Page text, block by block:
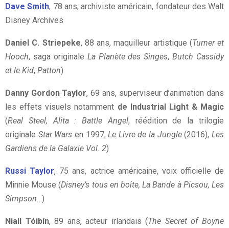
Dave Smith, 78 ans, archiviste américain, fondateur des Walt
Disney Archives
Daniel C. Striepeke, 88 ans, maquilleur artistique (Turner et
Hooch, saga originale La Planète des Singes,Butch Cassidy
et le Kid, Patton)
Danny Gordon Taylor, 69 ans, superviseur d’animation dans
les effets visuels notamment de Industrial Light & Magic
(Real Steel, Alita : Battle Angel, réédition de la trilogie
originale Star Wars en 1997,Le Livre de la Jungle(2016),Les
Gardiens de la Galaxie Vol. 2)
Russi Taylor, 75 ans, actrice américaine, voix officielle de
Minnie Mouse (Disney’s tous en boîte, La Bande à Picsou, Les
Simpson …)
Niall Tóibín, 89 ans, acteur irlandais (The Secret of Boyne